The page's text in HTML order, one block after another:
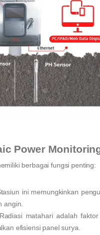
Power
berbagai fungsi penting:
ini memungkinkan
angin.
matahari adalah
efisiensi panel surya.